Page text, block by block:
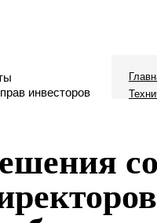
инвесторов